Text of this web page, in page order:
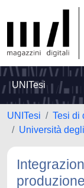
UNITesi
UNITesi
Tesi di
Università